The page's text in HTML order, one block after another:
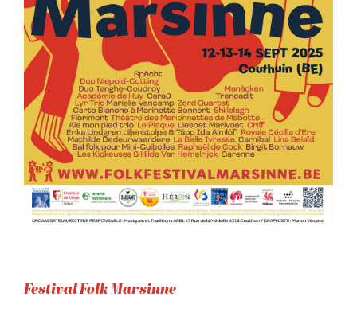
Festival Folk Marsinne